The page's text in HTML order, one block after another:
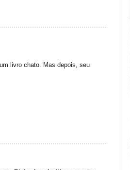
livro chato. Mas depois, seu